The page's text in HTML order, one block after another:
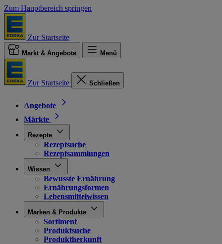
Zum Hauptbereich springen
Zur Startseite
Markt & Angebote Menü
Zur Startseite Schließen
Angebote
Märkte
Rezepte
Rezeptsuche
Rezeptsammlungen
Wissen
Bewusste Ernährung
Ernährungsformen
Lebensmittelwissen
Marken & Produkte
Sortiment
Produktsuche
Produktherkunft